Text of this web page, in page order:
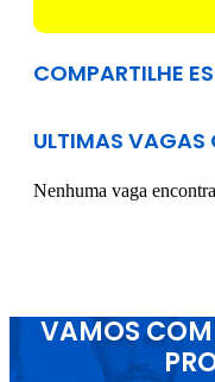
COMPARTILHE
ULTIMAS VAGAS
Nenhuma vaga
VAMOS